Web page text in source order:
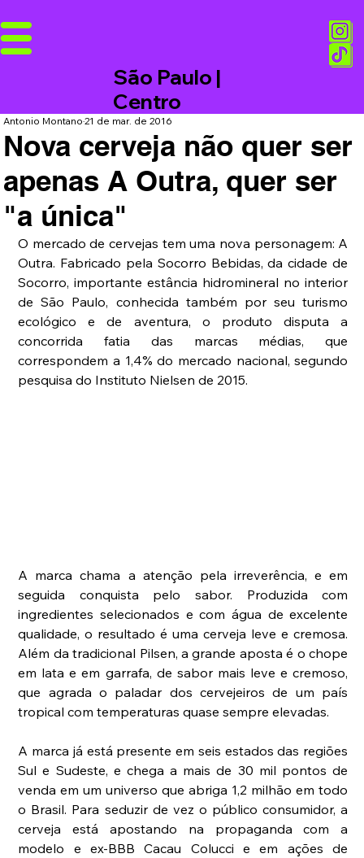
São Paulo |
Centro
Nova cerveja não quer ser
apenas A Outra, quer ser
"a única"
Antonio Montano21 de mar. de 2016
O mercado de cervejas tem uma nova personagem: A
Outra. Fabricado pela Socorro Bebidas, da cidade de
Socorro, importante estância hidromineral no interior
de São Paulo, conhecida também por seu turismo
ecológico e de aventura, o produto disputa a
concorrida fatia das marcas médias, que
correspondem a 1,4% do mercado nacional, segundo
pesquisa do Instituto Nielsen de 2015.
A marca chama a atenção pela irreverência, e em
seguida conquista pelo sabor. Produzida com
ingredientes selecionados e com água de excelente
qualidade, o resultado é uma cerveja leve e cremosa.
Além da tradicional Pilsen, a grande aposta é o chope
em lata e em garrafa, de sabor mais leve e cremoso,
que agrada o paladar dos cervejeiros de um país
tropical com temperaturas quase sempre elevadas.
A marca já está presente em seis estados das regiões
Sul e Sudeste, e chega a mais de 30 mil pontos de
venda em um universo que abriga 1,2 milhão em todo
o Brasil. Para seduzir de vez o público consumidor, a
cerveja está apostando na propaganda com a
modelo e ex-BBB Cacau Colucci e em ações de